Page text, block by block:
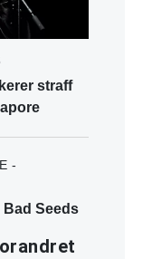
straff
-
Bad Seeds